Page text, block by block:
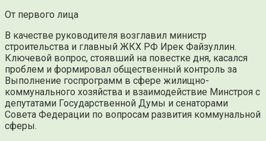
От первого лица
В качестве руководителя возглавил министр
строительства и главный ЖКХ РФ Ирек Файзуллин.
Ключевой вопрос, стоявший на повестке дня, касался
проблем и формировал общественный контроль за
Выполнение госпрограмм в сфере жилищно-
коммунального хозяйства и взаимодействие Минстроя с
депутатами Государственной Думы и сенаторами
Совета Федерации по вопросам развития коммунальной
сферы.